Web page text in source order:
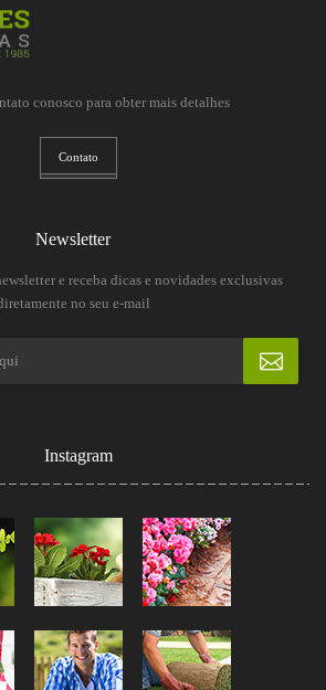
conosco para obter mais detalhes
Contato
Newsletter
e receba dicas e novidades exclusivas
no seu e-mail
Instagram